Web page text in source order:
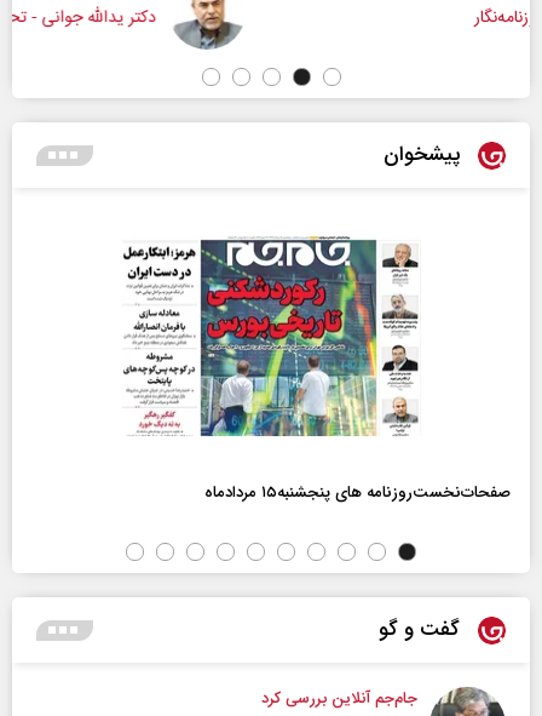
دکتر یدالله جوانی - تحلیلگر مسائل سیاسی
پیشخوان
صفحات‌نخست‌روزنامه ها‌ی پنجشنبه‌۱۵ مردادماه
گفت و گو
جام‌جم آنلاین بررسی کرد